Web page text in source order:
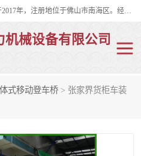
佛山市皇加力机械设备有限公司成立于2017年，注册地位于佛山市南海区。经营范围包括：其他机械设备及电子产品批发、电气设备批发、贸易代理、五金产品批发等；主要产品有：移动式登车桥、叉车装卸货平台、移动式升降机、升降货梯、油桶夹具、电动堆高车。
机械设备有限公司
式移动登车桥 > 张家界货柜车装
移动登车台